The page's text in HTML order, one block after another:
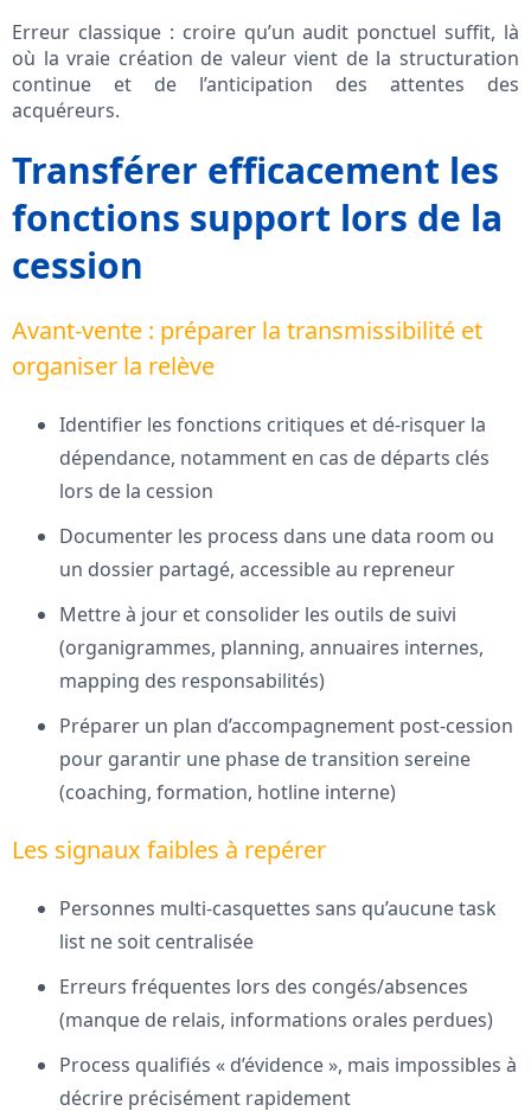
Erreur classique : croire qu’un audit ponctuel suffit, là
où la vraie création de valeur vient de la structuration
continue et de l’anticipation des attentes des
acquéreurs.
Transférer efficacement les
fonctions support lors de la
cession
Avant-vente : préparer la transmissibilité et
organiser la relève
Identifier les fonctions critiques et dé-risquer la
dépendance, notamment en cas de départs clés
lors de la cession
Documenter les process dans une data room ou
un dossier partagé, accessible au repreneur
Mettre à jour et consolider les outils de suivi
(organigrammes, planning, annuaires internes,
mapping des responsabilités)
Préparer un plan d’accompagnement post-cession
pour garantir une phase de transition sereine
(coaching, formation, hotline interne)
Les signaux faibles à repérer
Personnes multi-casquettes sans qu’aucune task
list ne soit centralisée
Erreurs fréquentes lors des congés/absences
(manque de relais, informations orales perdues)
Process qualifiés « d’évidence », mais impossibles à
décrire précisément rapidement